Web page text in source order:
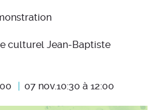
:
culturel Jean-Baptiste
07 nov.10:30 à 12:00